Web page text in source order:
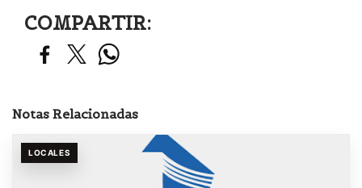
COMPARTIR:
Notas Relacionadas
LOCALES